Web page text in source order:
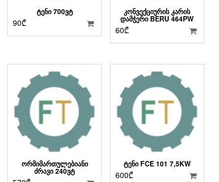
ᲢᲔᲜᲘ 700ᲕᲢ
90₾
ᲙᲝᲜᲕᲔᲥᲪᲘᲣᲠᲘᲡ ᲙᲐᲠᲘᲡ
ᲓᲐᲛᲭᲔᲠᲘ BERU 464PW
60₾
ᲝᲠᲛᲘᲛᲐᲠᲗᲣᲚᲔᲑᲘᲐᲜᲘ
ᲫᲠᲐᲕᲘ 240ᲕᲢ
ᲢᲔᲜᲘ FCE 101 7,5KW
600₾